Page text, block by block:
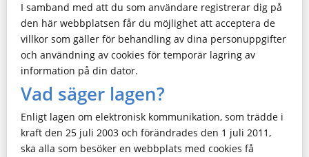
I samband med att du som användare registrerar dig på
den här webbplatsen får du möjlighet att acceptera de
villkor som gäller för behandling av dina personuppgifter
och användning av cookies för temporär lagring av
information på din dator.
Vad säger lagen?
Enligt lagen om elektronisk kommunikation, som trädde i
kraft den 25 juli 2003 och förändrades den 1 juli 2011,
ska alla som besöker en webbplats med cookies få